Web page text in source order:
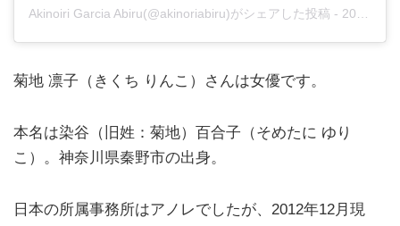
Akinoiri Garcia Abiru(@akinoriabiru)がシェアした投稿 - 2020年 4月月6日午後5時05分PDT
菊地 凛子（きくち りんこ）さんは女優です。
本名は染谷（旧姓：菊地）百合子（そめたに ゆり
こ）。神奈川県秦野市の出身。
日本の所属事務所はアノレでしたが、2012年12月現